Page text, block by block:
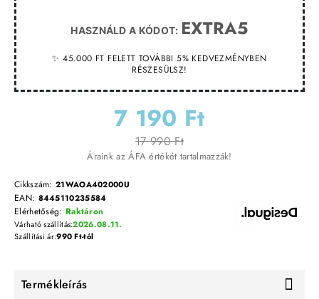
HASZNÁLD A KÓDOT: EXTRA5
✨ 45.000 FT FELETT TOVÁBBI 5% KEDVEZMÉNYBEN
RÉSZESÜLSZ!
7 190 Ft
17 990 Ft
Áraink az ÁFA értékét tartalmazzák!
Cikkszám: 21WAOA402000U
EAN: 8445110235584
Elérhetőség: Raktáron
Várható szállítás:2026.08.11.
Szállítási ár:990 Ft-tól
Termékleírás